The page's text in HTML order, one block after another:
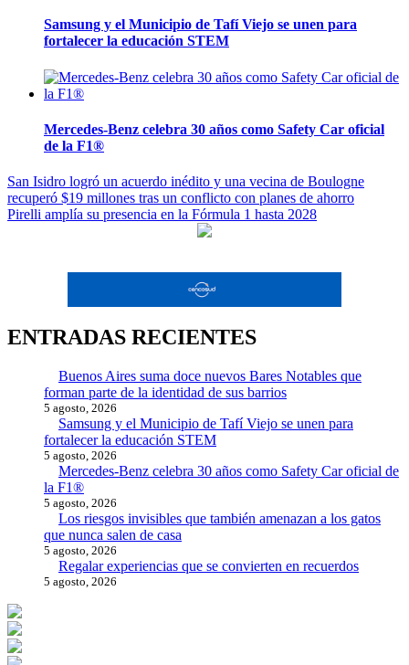
Samsung y el Municipio de Tafí Viejo se unen para
fortalecer la educación STEM
Mercedes-Benz celebra 30 años como Safety Car oficial
de la F1®
Navegación
de
San Isidro logró un acuerdo inédito y una vecina de Boulogne
recuperó $19 millones tras un conflicto con planes de ahorro
Pirelli amplía su presencia en la Fórmula 1 hasta 2028
ENTRADAS RECIENTES
Buenos Aires suma doce nuevos Bares Notables que
forman parte de la identidad de sus barrios
5 agosto, 2026
Samsung y el Municipio de Tafí Viejo se unen para
fortalecer la educación STEM
5 agosto, 2026
Mercedes-Benz celebra 30 años como Safety Car oficial de
la F1®
5 agosto, 2026
Los riesgos invisibles que también amenazan a los gatos
que nunca salen de casa
5 agosto, 2026
Regalar experiencias que se convierten en recuerdos
5 agosto, 2026